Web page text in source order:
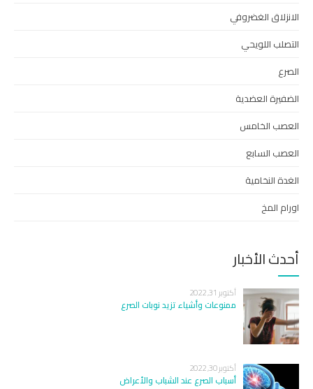
الانزلاق الغضروفي
التصلب اللويحي
الصرع
الضفيرة العضدية
العصب الخامس
العصب السابع
الغدة النخامية
اورام المخ
أحدث الأخبار
أكتوبر 31, 2022
ممنوعات وأشياء تزيد نوبات الصرع
أكتوبر 30, 2022
أسباب الصرع عند الشباب والأعراض